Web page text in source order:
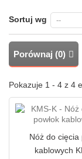
Sortuj wg
Porównaj (0)
Pokazuje 1 - 4 z 4
Nóż do cięcia
kablowych